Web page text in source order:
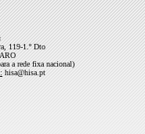
119-1.º Dto
a rede fixa nacional)
hisa@hisa.pt